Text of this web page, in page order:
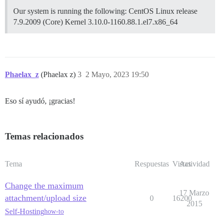
Our system is running the following: CentOS Linux release
7.9.2009 (Core) Kernel 3.10.0-1160.88.1.el7.x86_64
Phaelax_z (Phaelax z) 2 Mayo, 2023 19:50
3
Eso sí ayudó, ¡gracias!
Temas relacionados
Tema Respuestas Vistas
Actividad
Change the maximum
attachment/upload size
Self-Hostinghow-to
0 16200
17 Marzo
2015